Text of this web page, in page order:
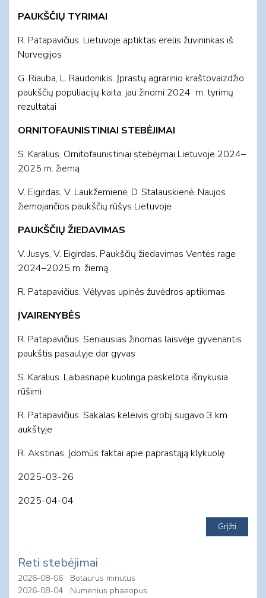
PAUKŠČIŲ TYRIMAI
R. Patapavičius. Lietuvoje aptiktas erelis žuvininkas iš
Norvegijos
G. Riauba, L. Raudonikis. Įprastų agrarinio kraštovaizdžio
paukščių populiacijų kaita: jau žinomi 2024 m. tyrimų
rezultatai
ORNITOFAUNISTINIAI STEBĖJIMAI
S. Karalius. Ornitofaunistiniai stebėjimai Lietuvoje 2024–
2025 m. žiemą
V. Eigirdas, V. Laukžemienė, D. Stalauskienė. Naujos
žiemojančios paukščių rūšys Lietuvoje
PAUKŠČIŲ ŽIEDAVIMAS
V. Jusys, V. Eigirdas. Paukščių žiedavimas Ventės rage
2024–2025 m. žiemą
R. Patapavičius. Vėlyvas upinės žuvėdros aptikimas
ĮVAIRENYBĖS
R. Patapavičius. Seniausias žinomas laisvėje gyvenantis
paukštis pasaulyje dar gyvas
S. Karalius. Laibasnapė kuolinga paskelbta išnykusia
rūšimi
R. Patapavičius. Sakalas keleivis grobį sugavo 3 km
aukštyje
R. Akstinas. Įdomūs faktai apie paprastąją klykuolę
2025-03-26
2025-04-04
Reti stebėjimai
2026-08-06
Botaurus minutus
2026-08-04
Numenius phaeopus